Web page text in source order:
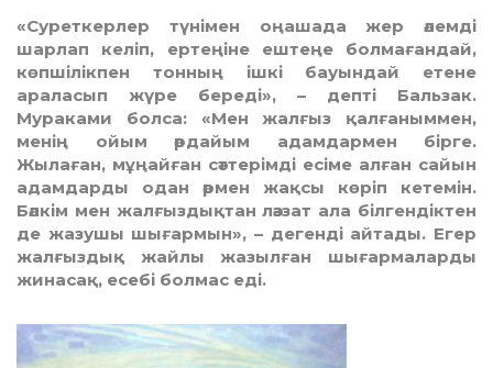
«Суреткерлер түнімен оңашада жер әлемді
шарлап келіп, ертеңіне ештеңе болмағандай,
көпшілікпен тонның ішкі бауындай етене
араласып жүре береді», – депті Бальзак.
Мураками болса: «Мен жалғыз қалғаныммен,
менің ойым әрдайым адамдармен бірге.
Жылаған, мұңайған сәттерімді есіме алған сайын
адамдарды одан әрмен жақсы көріп кетемін.
Бәлкім мен жалғыздықтан ләззат ала білгендіктен
де жазушы шығармын», – дегенді айтады. Егер
жалғыздық жайлы жазылған шығарма­ларды
жинасақ, есебі болмас еді.